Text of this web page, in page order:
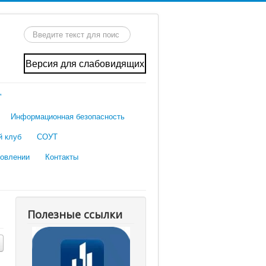
Искать...
Версия для слабовидящих
Информационная безопасность
клуб
СОУТ
Контакты
Полезные ссылки